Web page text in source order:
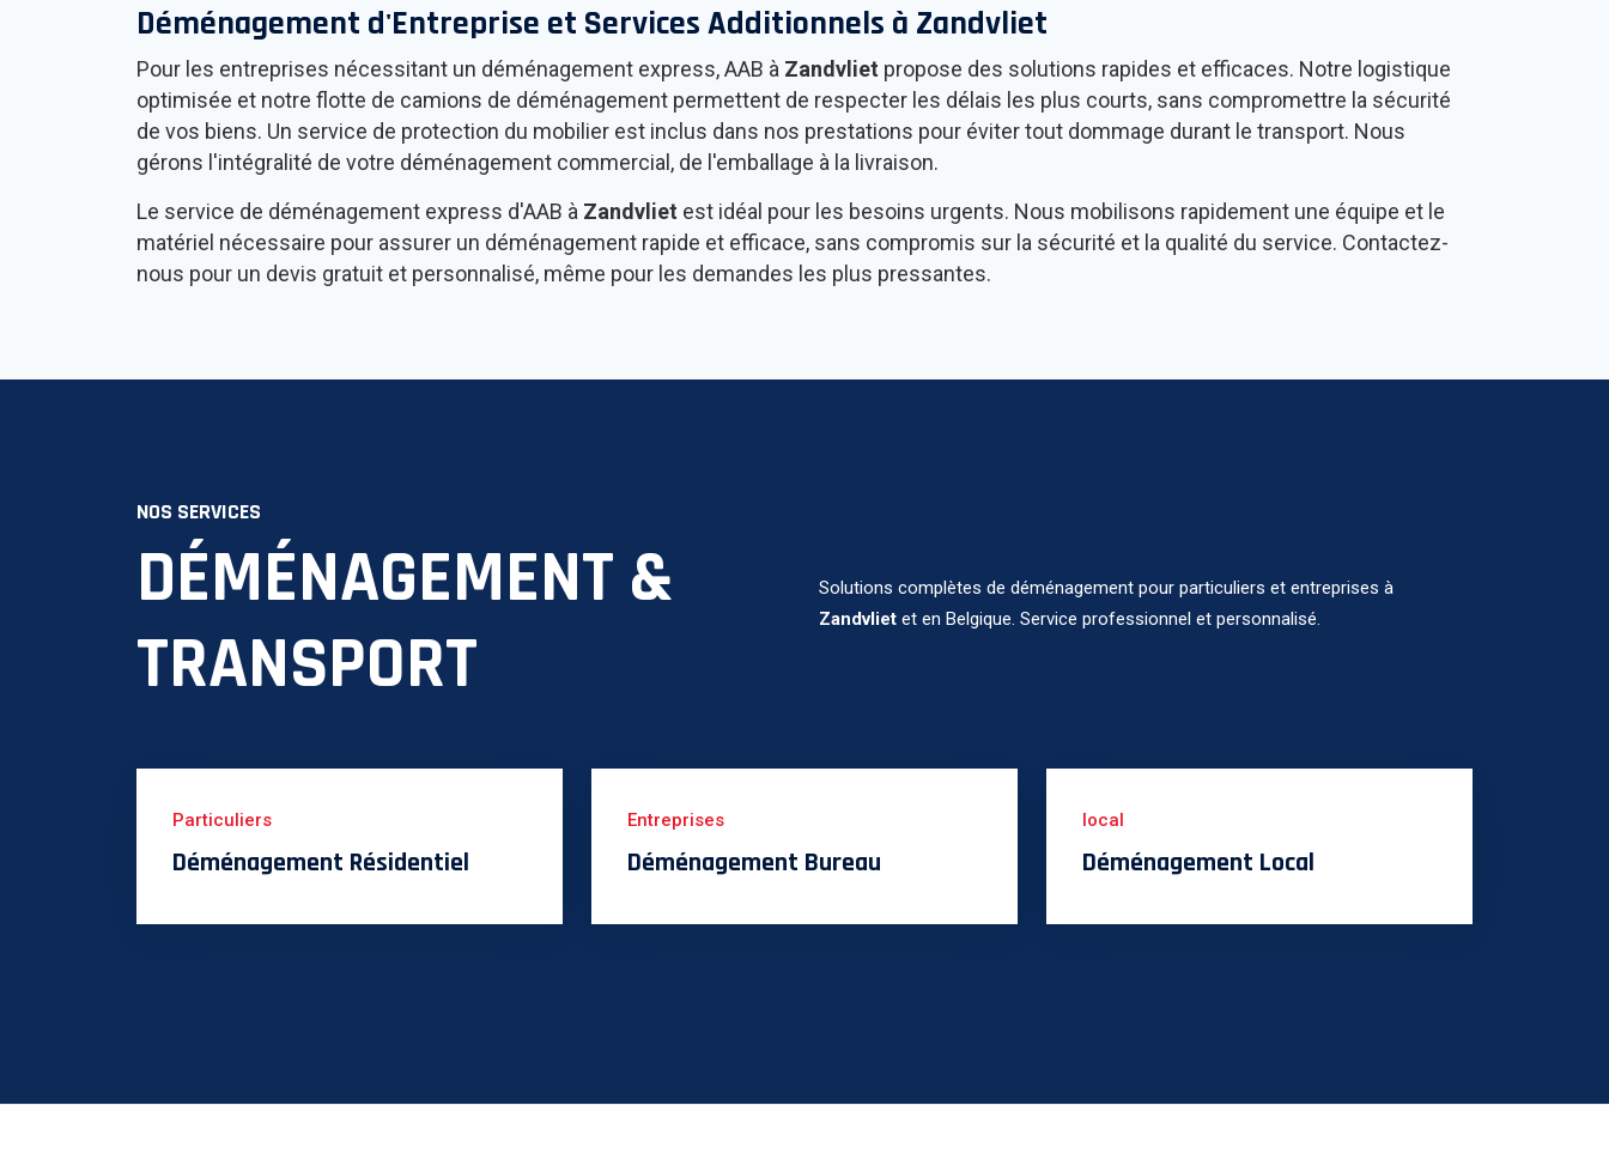
Déménagement d'Entreprise et Services Additionnels à Zandvliet
Pour les entreprises nécessitant un déménagement express, AAB à Zandvliet propose des solutions rapides et efficaces. Notre logistique
optimisée et notre flotte de camions de déménagement permettent de respecter les délais les plus courts, sans compromettre la sécurité
de vos biens. Un service de protection du mobilier est inclus dans nos prestations pour éviter tout dommage durant le transport. Nous
gérons l'intégralité de votre déménagement commercial, de l'emballage à la livraison.
Le service de déménagement express d'AAB à Zandvliet est idéal pour les besoins urgents. Nous mobilisons rapidement une équipe et le
matériel nécessaire pour assurer un déménagement rapide et efficace, sans compromis sur la sécurité et la qualité du service. Contactez-
nous pour un devis gratuit et personnalisé, même pour les demandes les plus pressantes.
NOS SERVICES
DÉMÉNAGEMENT &
TRANSPORT
Solutions complètes de déménagement pour particuliers et entreprises à
Zandvliet et en Belgique. Service professionnel et personnalisé.
Particuliers
Déménagement Résidentiel
Entreprises
Déménagement Bureau
local
Déménagement Local